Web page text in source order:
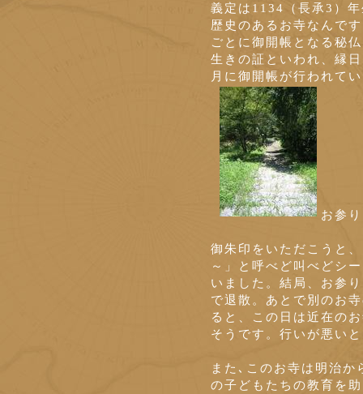
義定は1134（長承3）
歴史のあるお寺なんで
ごとに御開帳となる秘
生きの証といわれ、縁
月に御開帳が行われて
お参
御朱印をいただこうと
～」と呼べど叫べどシ
いました。結局、お参
で退散。あとで別のお
ると、この日は近在の
そうです。行いが悪い
また､このお寺は明治
の子どもたちの教育を